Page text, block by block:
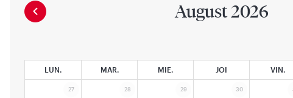
August 2026
LUN. MAR. MIE. JOI VIN.
27 28 29 30